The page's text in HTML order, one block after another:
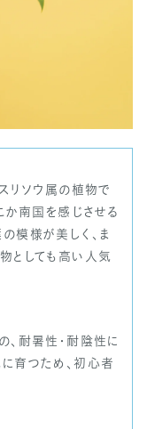
リソウ属の植物で
か南国を感じさせる
模様が美しく、ま
としても高い人気
、耐暑性・耐陰性に
育つため、初心者